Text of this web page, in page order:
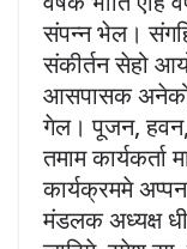
संपन्न भेल।
संकीर्तन सेहो
आसपासक अनेको
गेल। पूजन,
तमाम कार्यकर्ता
कार्यक्रममे
मंडलक अध्यक्ष